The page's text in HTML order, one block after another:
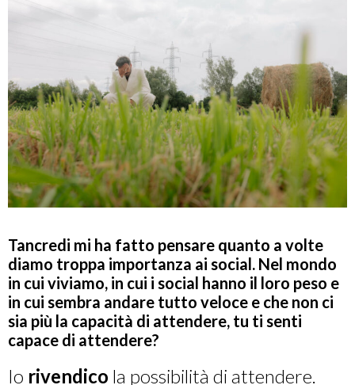
Tancredi mi ha fatto pensare quanto a volte
diamo troppa importanza ai social. Nel mondo
in cui viviamo, in cui i social hanno il loro peso e
in cui sembra andare tutto veloce e che non ci
sia più la capacità di attendere, tu ti senti
capace di attendere?
Io rivendico la possibilità di attendere.